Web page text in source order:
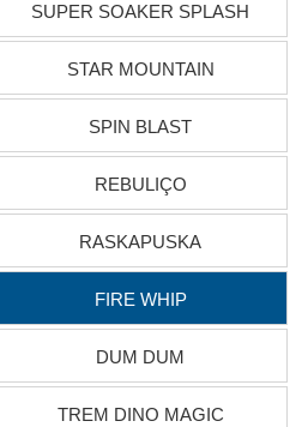
SUPER SOAKER SPLASH
STAR MOUNTAIN
SPIN BLAST
REBULIÇO
RASKAPUSKA
FIRE WHIP
DUM DUM
TREM DINO MAGIC